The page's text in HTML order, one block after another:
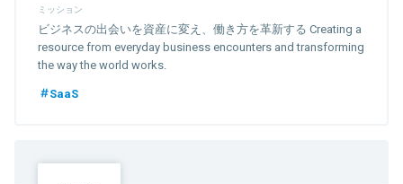
ミッション
ビジネスの出会いを資産に変え、働き方を革新する Creating a
resource from everyday business encounters and transforming
the way the world works.
SaaS